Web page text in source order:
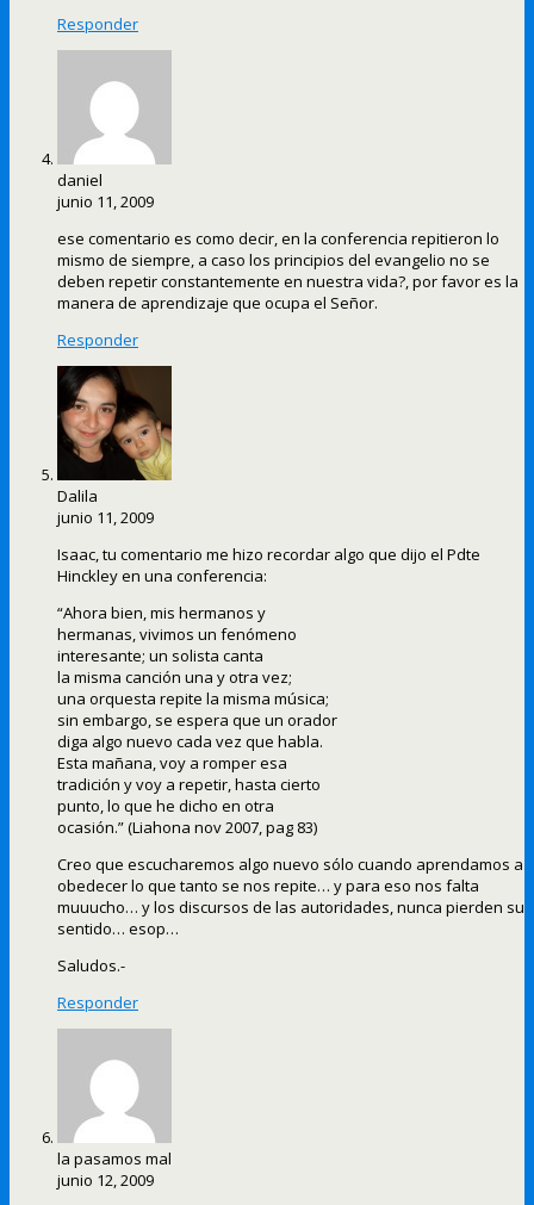
Responder
daniel
junio 11, 2009
ese comentario es como decir, en la conferencia repitieron lo
mismo de siempre, a caso los principios del evangelio no se
deben repetir constantemente en nuestra vida?, por favor es la
manera de aprendizaje que ocupa el Señor.
Responder
Dalila
junio 11, 2009
Isaac, tu comentario me hizo recordar algo que dijo el Pdte
Hinckley en una conferencia:
“Ahora bien, mis hermanos y
hermanas, vivimos un fenómeno
interesante; un solista canta
la misma canción una y otra vez;
una orquesta repite la misma música;
sin embargo, se espera que un orador
diga algo nuevo cada vez que habla.
Esta mañana, voy a romper esa
tradición y voy a repetir, hasta cierto
punto, lo que he dicho en otra
ocasión.” (Liahona nov 2007, pag 83)
Creo que escucharemos algo nuevo sólo cuando aprendamos a
obedecer lo que tanto se nos repite… y para eso nos falta
muuucho… y los discursos de las autoridades, nunca pierden su
sentido… esop…
Saludos.-
Responder
la pasamos mal
junio 12, 2009